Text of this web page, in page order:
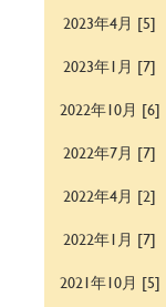
2023年4月 [5]
2023年1月 [7]
2022年10月 [6]
2022年7月 [7]
2022年4月 [2]
2022年1月 [7]
2021年10月 [5]